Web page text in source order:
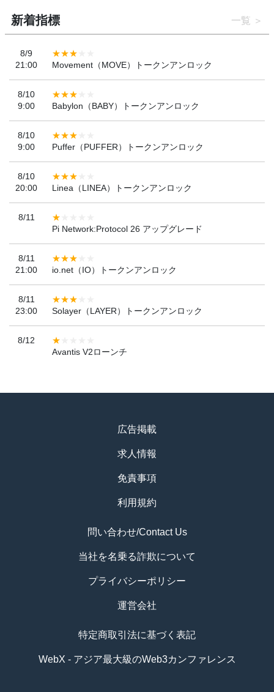
新着指標 一覧
8/9
21:00
Movement（MOVE）トークンアンロック
8/10
9:00
Babylon（BABY）トークンアンロック
8/10
9:00
Puffer（PUFFER）トークンアンロック
8/10
20:00
Linea（LINEA）トークンアンロック
8/11
Pi Network:Protocol 26 アップグレード
8/11
21:00
io.net（IO）トークンアンロック
8/11
23:00
Solayer（LAYER）トークンアンロック
8/12
Avantis V2ローンチ
広告掲載
求人情報
免責事項
利用規約
問い合わせ/Contact Us
当社を名乗る詐欺について
プライバシーポリシー
運営会社
特定商取引法に基づく表記
WebX - アジア最大級のWeb3カンファレンス